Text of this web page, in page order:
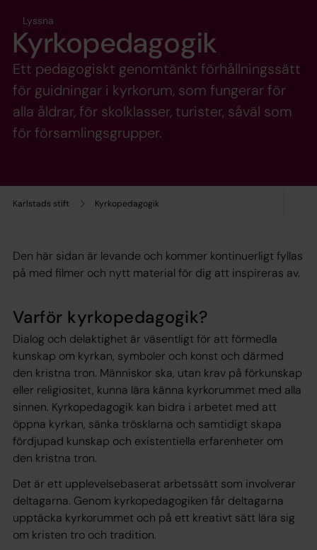
Karlstads stift Kyrkopedagogik
Lyssna
Kyrkopedagogik
Ett pedagogiskt genomtänkt förhållningssätt
för guidningar i kyrkorum, som fungerar för
alla åldrar, för skolklasser, turister, såväl som
för församlingsgrupper.
Den här sidan är levande och kommer kontinuerligt fyllas
på med filmer och nytt material för dig att inspireras av.
Varför kyrkopedagogik?
Dialog och delaktighet är väsentligt för att förmedla
kunskap om kyrkan, symboler och konst och därmed
den kristna tron. Människor ska, utan krav på förkunskap
eller religiositet, kunna lära känna kyrkorummet med alla
sinnen. Kyrkopedagogik kan bidra i arbetet med att
öppna kyrkan, sänka trösklarna och samtidigt skapa
fördjupad kunskap och existentiella erfarenheter om
den kristna tron.
Det är ett upplevelsebaserat arbetssätt som involverar
deltagarna. Genom kyrkopedagogiken får deltagarna
upptäcka kyrkorummet och på ett kreativt sätt lära sig
om kristen tro och tradition.